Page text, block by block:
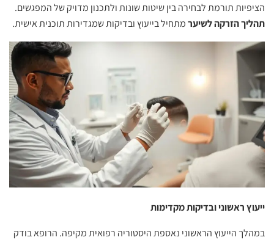
הציפיות תורמת לבחירה בין שיטות שונות ולתכנון מדויק של המפגשים.
תהליך הזרקה לשיערמתחיל בייעוץ ובדיקות שמגדירות תוכנית אישית.
ייעוץ ראשוני ובדיקות מקדימות
במהלך הייעוץ הראשוני נאספת היסטוריה רפואית מקיפה. הרופא בודק